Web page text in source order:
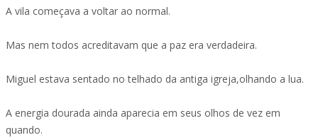
A vila começava a voltar ao normal.
Mas nem todos acreditavam que a paz era verdadeira.
Miguel estava sentado no telhado da antiga igreja,olhando a lua.
A energia dourada ainda aparecia em seus olhos de vez em
quando.